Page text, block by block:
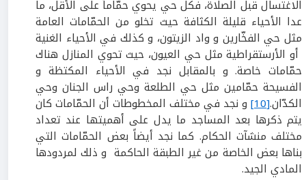
الاغتسال قبل الصلاة، فكل حي يحوي حمّاماً على الأقل، ما
عدا الأحياء قليلة الكثافة حيث تخلو من الحمّامات العامة
مثل حي الفخّارين و واد الزيتون، و كذلك في الأحياء الغنية
أو الأرستقراطية مثل حي العيون، حيث تحوي المنازل هناك
حمّامات خاصة. و بالمقابل نجد في الأحياء المكتظة و
الفسيحة حمّامين مثل حي الطلعة وحي راس الجنان وحي
الكدّان.[10]
و نجد في مختلف المخطوطات أن الحمّامات كان
يتم ذكرها بعد المساجد ما يدل على أهميتها عند تعداد
مختلف منشآت الحكام. كما نجد أيضاً بعض الحمّامات التي
بناها بعض الخاصة من غير الطبقة الحاكمة و ذلك لمردودها
المادي الجيد.